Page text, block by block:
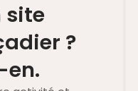
site
?
en.